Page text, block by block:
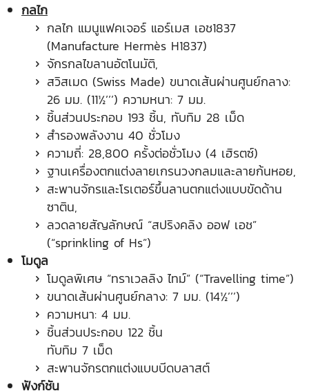
กลไก
กลไก แมนูแฟคเจอร์ แอร์เมส เอช1837
(Manufacture Hermès H1837)
จักรกลไขลานอัตโนมัติ,
สวิสเมด (Swiss Made) ขนาดเส้นผ่านศูนย์กลาง:
26 มม. (11½’’’) ความหนา: 7 มม.
ชิ้นส่วนประกอบ 193 ชิ้น, ทับทิม 28 เม็ด
สำรองพลังงาน 40 ชั่วโมง
ความถี่: 28,800 ครั้งต่อชั่วโมง (4 เฮิรตซ์)
ฐานเครื่องตกแต่งลายเกรนวงกลมและลายก้นหอย,
สะพานจักรและโรเตอร์ขึ้นลานตกแต่งแบบขัดด้าน
ซาติน,
ลวดลายสัญลักษณ์ “สปริงคลิง ออฟ เอช”
(“sprinkling of Hs”)
โมดูล
โมดูลพิเศษ “ทราเวลลิง ไทม์” (“Travelling time”)
ขนาดเส้นผ่านศูนย์กลาง: 7 มม. (14½’’’)
ความหนา: 4 มม.
ชิ้นส่วนประกอบ 122 ชิ้น
ทับทิม 7 เม็ด
สะพานจักรตกแต่งแบบบีดบลาสต์
ฟังก์ชัน